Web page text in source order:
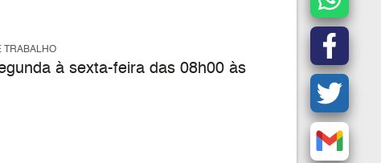
TRABALHO
à sexta-feira das 08h00 às